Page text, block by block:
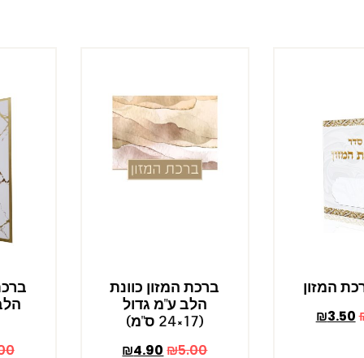
המזון
₪3.50
ברכת המזון כוונת
הלב ע"מ גדול
(17×24 ס"מ)
₪5.00
₪4.90